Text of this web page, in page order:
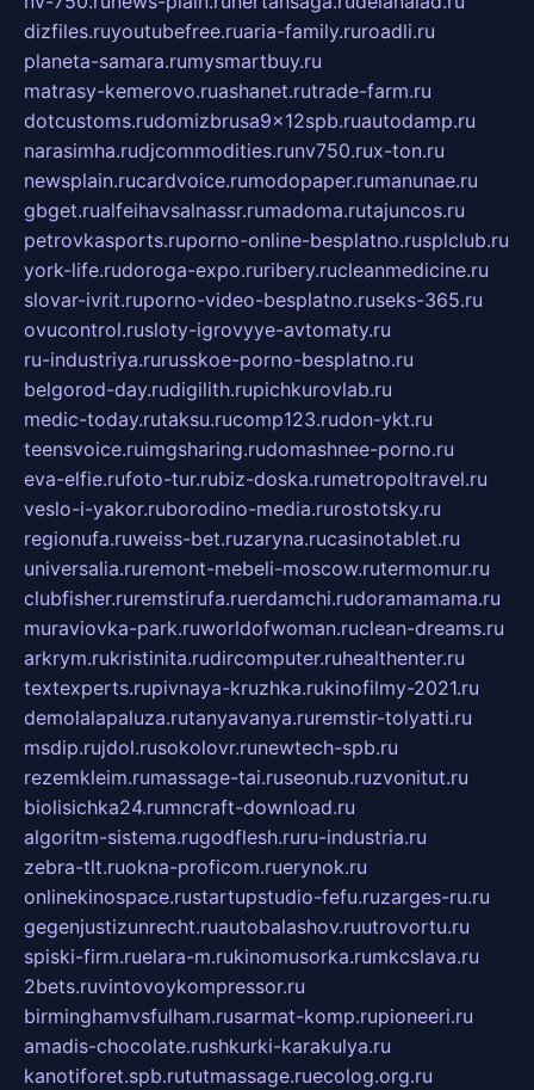
dizfiles.ruyoutubefree.ruaria-family.ruroadli.ru
planeta-samara.rumysmartbuy.ru
matrasy-kemerovo.ruashanet.rutrade-farm.ru
dotcustoms.rudomizbrusa9x12spb.ruautodamp.ru
narasimha.rudjcommodities.runv750.rux-ton.ru
newsplain.rucardvoice.rumodopaper.rumanunae.ru
gbget.rualfeihavsalnassr.rumadoma.rutajuncos.ru
petrovkasports.ruporno-online-besplatno.rusplclub.ru
york-life.rudoroga-expo.ruribery.rucleanmedicine.ru
slovar-ivrit.ruporno-video-besplatno.ruseks-365.ru
ovucontrol.rusloty-igrovyye-avtomaty.ru
ru-industriya.rurusskoe-porno-besplatno.ru
belgorod-day.rudigilith.rupichkurovlab.ru
medic-today.rutaksu.rucomp123.rudon-ykt.ru
teensvoice.ruimgsharing.rudomashnee-porno.ru
eva-elfie.rufoto-tur.rubiz-doska.rumetropoltravel.ru
veslo-i-yakor.ruborodino-media.rurostotsky.ru
regionufa.ruweiss-bet.ruzaryna.rucasinotablet.ru
universalia.ruremont-mebeli-moscow.rutermomur.ru
clubfisher.ruremstirufa.ruerdamchi.rudoramamama.ru
muraviovka-park.ruworldofwoman.ruclean-dreams.ru
arkrym.rukristinita.rudircomputer.ruhealthenter.ru
textexperts.rupivnaya-kruzhka.rukinofilmy-2021.ru
demolalapaluza.rutanyavanya.ruremstir-tolyatti.ru
msdip.rujdol.rusokolovr.runewtech-spb.ru
rezemkleim.rumassage-tai.ruseonub.ruzvonitut.ru
biolisichka24.rumncraft-download.ru
algoritm-sistema.rugodflesh.ruru-industria.ru
zebra-tlt.ruokna-proficom.ruerynok.ru
onlinekinospace.rustartupstudio-fefu.ruzarges-ru.ru
gegenjustizunrecht.ruautobalashov.ruutrovortu.ru
spiski-firm.ruelara-m.rukinomusorka.rumkcslava.ru
2bets.ruvintovoykompressor.ru
birminghamvsfulham.rusarmat-komp.rupioneeri.ru
amadis-chocolate.rushkurki-karakulya.ru
kanotiforet.spb.rututmassage.ruecolog.org.ru